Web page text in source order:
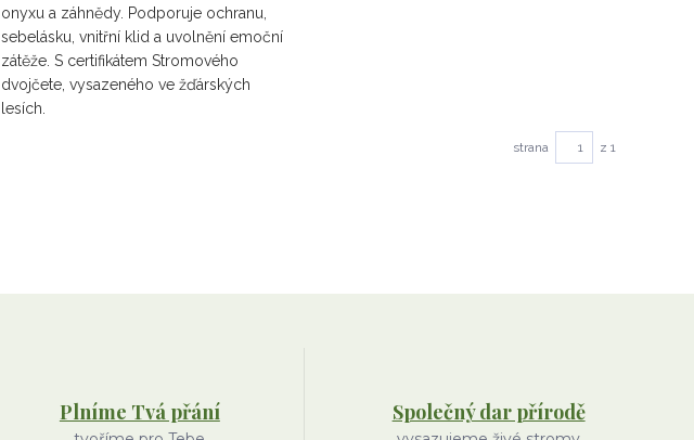
onyxu a záhnědy. Podporuje ochranu,
sebelásku, vnitřní klid a uvolnění emoční
zátěže. S certifikátem Stromového
dvojčete, vysazeného ve žďárských
lesích.
strana z 1
Plníme Tvá přání Společný dar přírodě